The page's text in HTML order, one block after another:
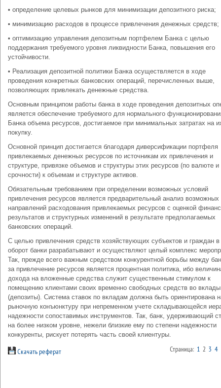
• определение целевых рынков для минимизации депозитного риска;
• минимизацию расходов в процессе привлечения денежных средств;
• оптимизацию управления депозитным портфелем Банка с целью
поддержания требуемого уровня ликвидности Банка, повышения его
устойчивости.
• Реализация депозитной политики Банка осуществляется в ходе
проведения конкретных банковских операций, перечисленных выше,
позволяющих привлекать денежные средства.
Основным принципом работы банка в ходе проведения депозитных
является обеспечение требуемого для нормального
Банка объема ресурсов, достигаемое при минимальных затратах на
покупку.
Основной принцип достигается благодаря диверсификации портфеля
привлекаемых денежных ресурсов по источникам их привлечения и
структуре, привязке объемов и структуры этих ресурсов (по валюте и
срочности) к объемам и структуре активов.
Обязательным требованием при определении возможных условий
привлечения ресурсов является предварительный анализ возможных
направлений расходования привлекаемых ресурсов с оценкой
результатов и структурных изменений в результате предполагаемых
банковских операций.
С целью привлечения средств хозяйствующих субъектов и граждан в
оборот банки разрабатывают и осуществляют целый комплекс
Так, прежде всего важным средством конкурентной борьбы между
за привлечение ресурсов является процентная политика, ибо
дохода на вложенные средства служит существенным стимулом к
помещению клиентами своих временно свободных средств во вклады
(депозиты). Система ставок по вкладам должна быть ориентирована
рыночную конъюнктуру при непременном учете складывающейся
надежности сопоставимых инструментов. Так, банк, удерживающий
на более низком уровне, нежели близкие ему по степени надежности
конкуренты, рискует потерять часть своей клиентуры.
Скачать реферат Страница: 1 2 3 4